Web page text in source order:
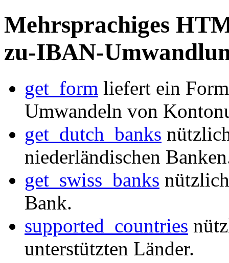
Mehrsprachiges
zu-IBAN-
get_form liefert ein
Umwandeln von
get_dutch_banks
niederländischen
get_swiss_banks
Bank.
supported_countries
unterstützten Länder.